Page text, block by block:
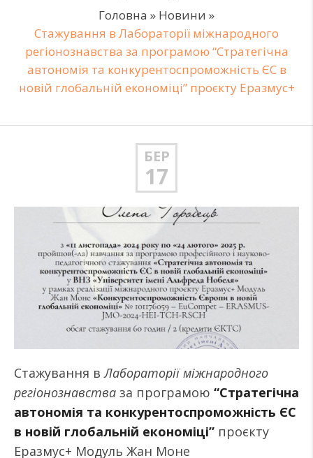
Головна » Новини »
Стажування в Лабораторії міжнародного
регіонознавства за програмою “Стратегічна
автономія та конкурентоспроможність ЄС в
новій глобальній економіці” проєкту Еразмус+
БЕР
17
Стажування вЛабораторії міжнародного
регіонознавства за програмою “Стратегічна
автономія та конкурентоспроможність ЄС
в новій глобальній економіці” проєкту
Еразмус+ Модуль Жан Моне